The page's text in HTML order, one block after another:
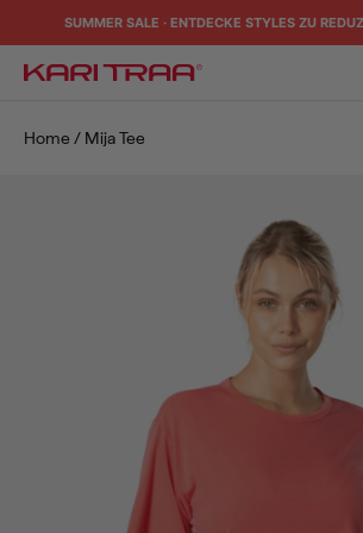
SUMMER SALE · ENTDECKE STYLES ZU
Kari Traa
Home / Mija Tee